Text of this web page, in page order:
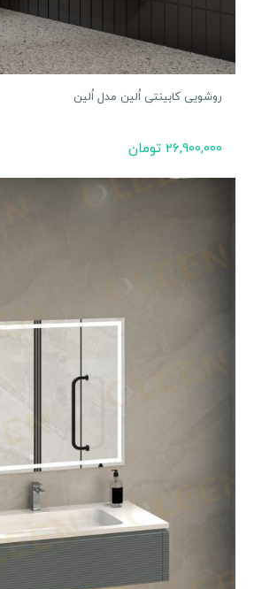
روشویی کابینتی اُلین مدل اُلین
26,900,000 تومان